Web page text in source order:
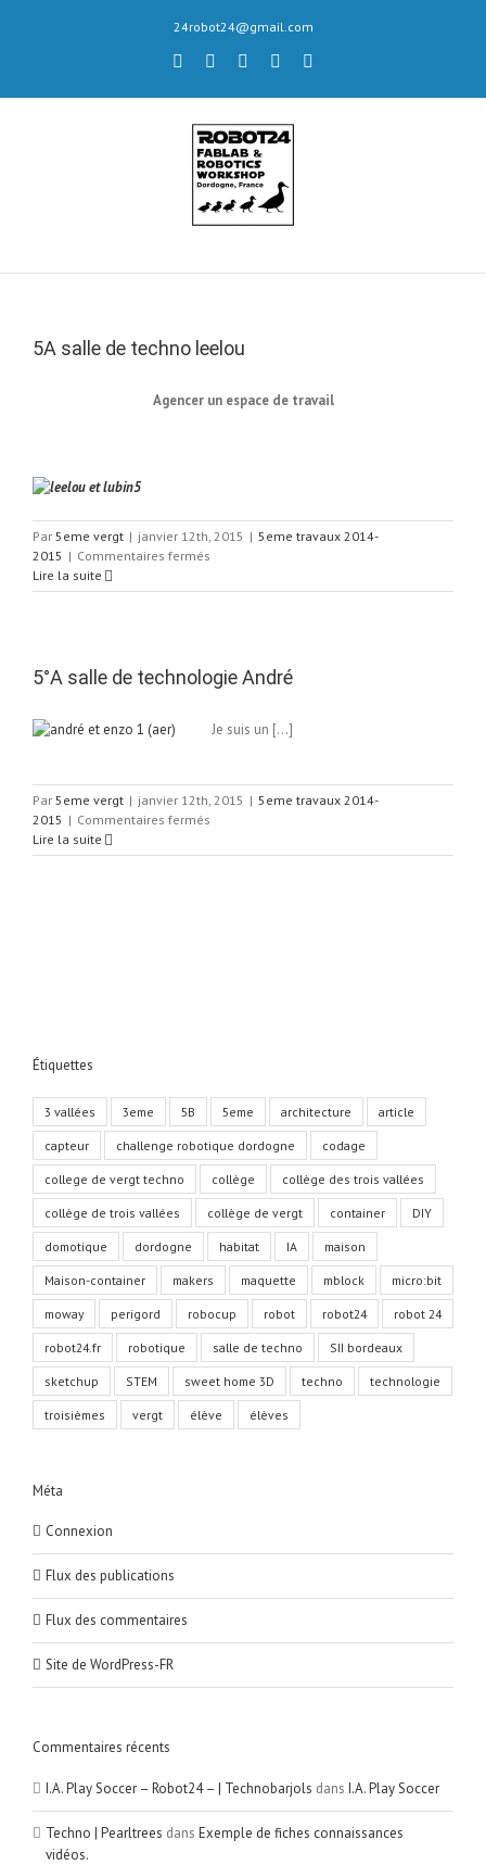
24robot24@gmail.com
twitter youtubeflickr Email
5A salle de techno leelou
Agencer un espace de travail
Par 5eme vergt | janvier 12th, 2015 | 5eme travaux 2014-
2015 | Commentaires fermés
salle
Lire la suite
5°A salle de technologie André
Je suis un […]
Par 5eme vergt | janvier 12th, 2015 | 5eme travaux 2014-
2015 | Commentaires fermés
salle
Lire la suite
Étiquettes
3 vallées 3eme 5B 5eme architecture article
capteur challenge robotique dordogne codage
college de vergt techno collège collège des trois vallées
collège de trois vallées collège de vergt container DIY
domotique dordogne habitat IA maison
Maison-container makers maquette mblock micro:bit
moway perigord robocup robot robot24 robot 24
robot24.fr robotique salle de techno SII bordeaux
sketchup STEM sweet home 3D techno technologie
troisièmes vergt élève élèves
Méta
Connexion
Flux des publications
Flux des commentaires
Site de WordPress-FR
Commentaires récents
I.A. Play Soccer – Robot24 – | Technobarjols dans I.A. Play Soccer
Techno | Pearltrees dans Exemple de fiches connaissances
vidéos.